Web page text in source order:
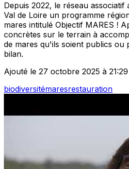
Depuis 2022, le réseau associatif
Val de Loire un programme
mares intitulé Objectif MARES !
concrètes sur le terrain à
de mares qu'ils soient publics
bilan.
Ajouté le 27 octobre 2025 à 21:29
biodiversitémaresrestauration